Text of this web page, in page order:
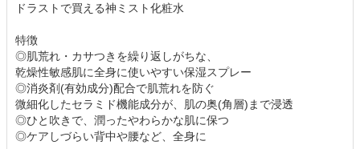
ドラストで買える神ミスト化粧水
特徴
◎肌荒れ・カサつきを繰り返しがちな、
乾燥性敏感肌に全身に使いやすい保湿スプレー
◎消炎剤(有効成分)配合で肌荒れを防ぐ
微細化したセラミド機能成分が、肌の奥(角層)まで浸透
◎ひと吹きで、潤ったやわらかな肌に保つ
◎ケアしづらい背中や腰など、全身に